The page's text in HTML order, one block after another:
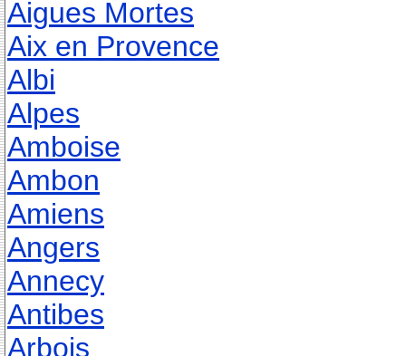
Aigues Mortes
Aix en Provence
Albi
Alpes
Amboise
Ambon
Amiens
Angers
Annecy
Antibes
Arbois